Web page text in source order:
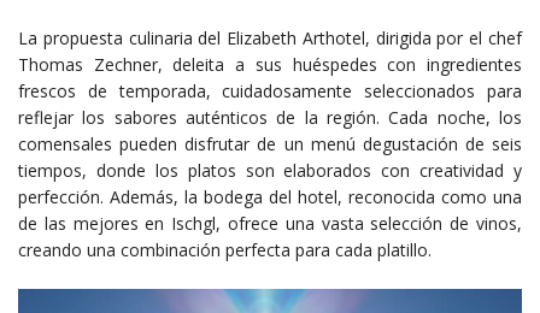
La propuesta culinaria del Elizabeth Arthotel, dirigida por el chef
Thomas Zechner, deleita a sus huéspedes con ingredientes
frescos de temporada, cuidadosamente seleccionados para
reflejar los sabores auténticos de la región. Cada noche, los
comensales pueden disfrutar de un menú degustación de seis
tiempos, donde los platos son elaborados con creatividad y
perfección. Además, la bodega del hotel, reconocida como una
de las mejores en Ischgl, ofrece una vasta selección de vinos,
creando una combinación perfecta para cada platillo.